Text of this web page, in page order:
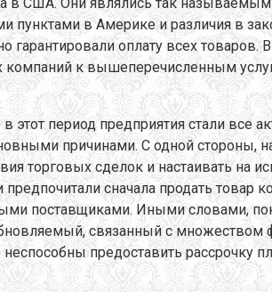
в Америке и различия в
оплату всех
к вышеперечисленным
период предприятия стали все
причинами. С одной стороны,
торговых сделок и настаивать на
сначала продать товар
поставщиками. Иными словами,
связанный с
предоставить рассрочку